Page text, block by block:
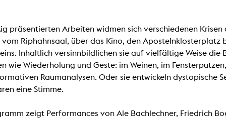
präsentierten Arbeiten widmen sich verschiedenen
Riphahnsaal, über das Kino, den Apostelnklosterplatz
Inhaltlich versinnbildlichen sie auf vielfältige Weise
wie Wiederholung und Geste: im Weinen, im
Raumanalysen. Oder sie entwickeln dystopische
eine Stimme.
zeigt Performances von Ale Bachlechner, Friedrich